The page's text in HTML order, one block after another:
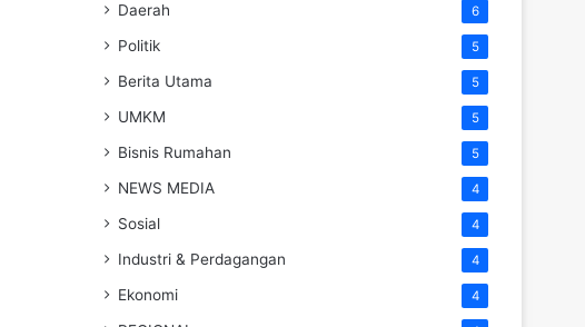
Daerah 6
Politik 5
Berita Utama 5
UMKM 5
Bisnis Rumahan 5
NEWS MEDIA 4
Sosial 4
Industri & Perdagangan 4
Ekonomi 4